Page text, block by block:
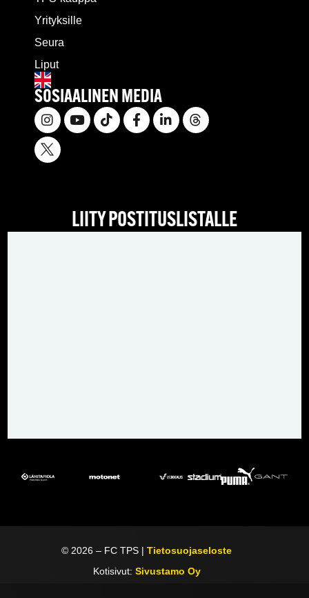
Yrityksille
Seura
Liput
SOSIAALINEN MEDIA
LIITY POSTITUSLISTALLE
© 2026 – FC TPS |Tietosuojaseloste
Kotisivut: Sivustamo Oy